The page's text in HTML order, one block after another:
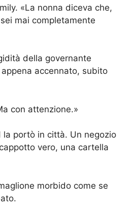
«La nonna diceva che,
mai completamente
della governante
accennato, subito
con attenzione.»
la portò in città. Un negozio
vero, una cartella
morbido come se